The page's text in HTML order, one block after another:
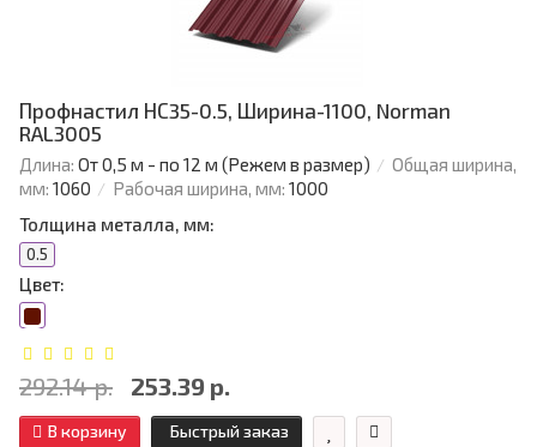
Профнастил НС35-0.5, Ширина-1100, Norman
RAL3005
Длина: От 0,5 м - по 12 м (Режем в размер)
Общая ширина,
мм: 1060 Рабочая ширина, мм: 1000
Толщина металла, мм:
0.5
Цвет:
292.14 р. 253.39 р.
В корзину Быстрый заказ